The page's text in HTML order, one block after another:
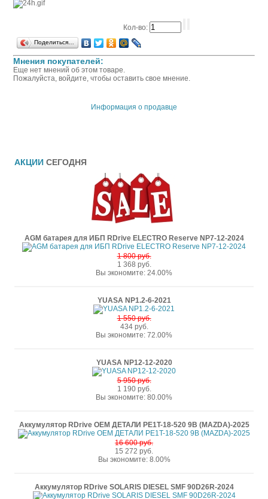
Кол-во:
Поделиться…
Мнения покупателей:
Еще нет мнений об этом товаре.
Пожалуйста, войдите, чтобы оставить свое мнение.
Информация о продавце
АКЦИИ СЕГОДНЯ
AGM батарея для ИБП RDrive ELECTRO Reserve NP7-12-2024
1 800 руб.
1 368 руб.
Вы экономите: 24.00%
YUASA NP1.2-6-2021
1 550 руб.
434 руб.
Вы экономите: 72.00%
YUASA NP12-12-2020
5 950 руб.
1 190 руб.
Вы экономите: 80.00%
Аккумулятор RDrive OEM ДЕТАЛИ PE1T-18-520 9B (MAZDA)-2025
16 600 руб.
15 272 руб.
Вы экономите: 8.00%
Аккумулятор RDrive SOLARIS DIESEL SMF 90D26R-2024